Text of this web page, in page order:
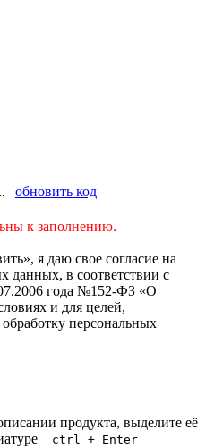
обновить код
к заполнению.
я даю свое согласие на
данных, в соответствии с
года №152-ФЗ «О
и для целей,
персональных
продукта, выделите её
ctrl + Enter